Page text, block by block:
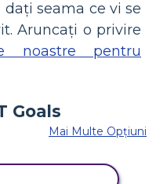
seama ce vi se
Aruncați o privire
noastre pentru
Mai Multe Opțiuni